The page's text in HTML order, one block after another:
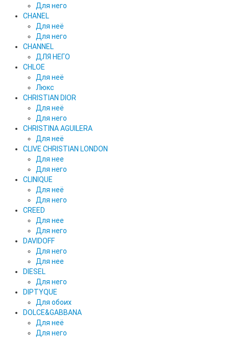
Для него
CHANEL
Для неё
Для него
CHANNEL
ДЛЯ НЕГО
CHLOE
Для неё
Люкс
CHRISTIAN DIOR
Для неё
Для него
CHRISTINA AGUILERA
Для неё
CLIVE CHRISTIAN LONDON
Для нее
Для него
CLINIQUE
Для неё
Для него
CREED
Для нее
Для него
DAVIDOFF
Для него
Для нее
DIESEL
Для него
DIPTYQUE
Для обоих
DOLCE&GABBANA
Для неё
Для него